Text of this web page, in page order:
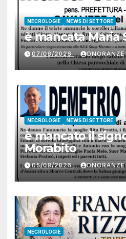
NECROLOGIE NEWS DI SETTORE
è mancata Maria
07/08/2026
NECROLOGIE NEWS DI SETTORE
è mancato il
Morabito
05/08/2026
NECROLOGIE